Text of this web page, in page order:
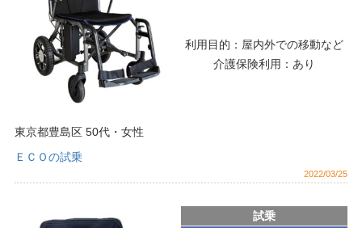
利用目的： 屋内外での移動など
介護保険利用：あり
東京都豊島区 50代・ 女性
ＥＣＯの試乗
2022/03/25
試乗